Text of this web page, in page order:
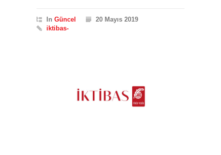
In Güncel
20 Mayıs 2019
iktibas-